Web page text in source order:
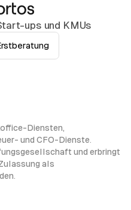
ups und KMUs
Diensten,
und CFO-Dienste.
und erbringt
als